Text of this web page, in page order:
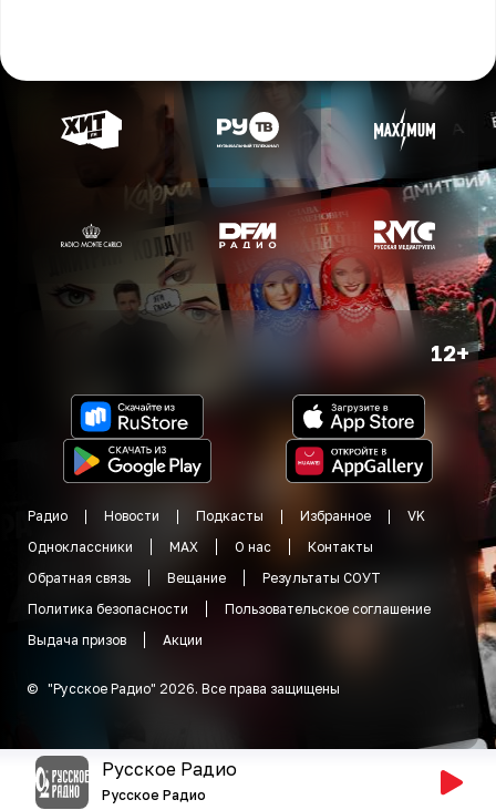
12+
Радио Новости Подкасты Избранное
VK
Одноклассники
MAX О нас
Контакты
Обратная связь
Вещание
Результаты СОУТ
Политика безопасности
Пользовательское соглашение
Выдача призов
Акции
© "Русское Радио" 2026. Все права защищены
Русское Радио
Русское Радио